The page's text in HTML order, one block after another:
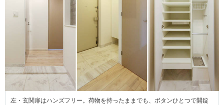
左・玄関扉はハンズフリー。荷物を持ったままでも、ボタンひとつで開錠